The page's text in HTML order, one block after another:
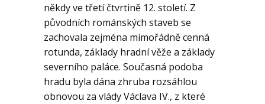
Geologie
někdy ve třetí čtvrtině 12. století. Z
původních románských staveb se
zachovala zejména mimořádně cenná
rotunda, základy hradní věže a základy
severního paláce. Současná podoba
hradu byla dána zhruba rozsáhlou
obnovou za vlády Václava IV., z které